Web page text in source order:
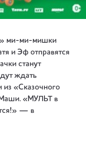
ми-ми-мишки
и Эф отправятся
станут
ждать
из «Сказочного
Маши. «МУЛЬТ в
— в